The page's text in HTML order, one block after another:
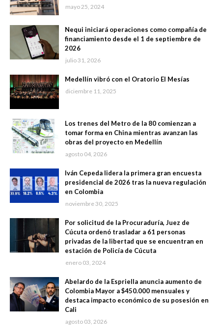
mayo 25, 2024
Nequi iniciará operaciones como compañía de
financiamiento desde el 1 de septiembre de
2026
julio 31, 2026
Medellín vibró con el Oratorio El Mesías
diciembre 11, 2025
Los trenes del Metro de la 80 comienzan a
tomar forma en China mientras avanzan las
obras del proyecto en Medellín
agosto 04, 2026
Iván Cepeda lidera la primera gran encuesta
presidencial de 2026 tras la nueva regulación
en Colombia
noviembre 30, 2025
Por solicitud de la Procuraduría, Juez de
Cúcuta ordenó trasladar a 61 personas
privadas de la libertad que se encuentran en
estación de Policía de Cúcuta
enero 03, 2024
Abelardo de la Espriella anuncia aumento de
Colombia Mayor a $450.000 mensuales y
destaca impacto económico de su posesión en
Cali
agosto 03, 2026